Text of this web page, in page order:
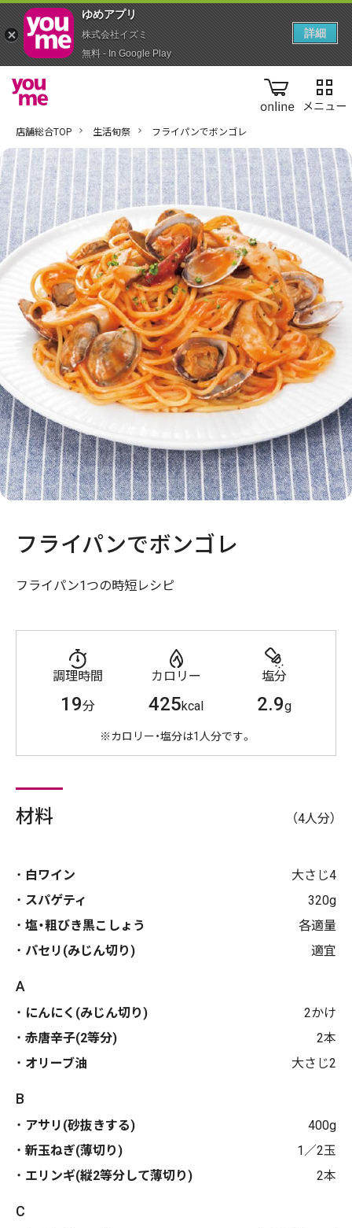
online
店舗総合TOP 生活旬祭 フライパンでボンゴレ
フライパンでボンゴレ
フライパン1つの時短レシピ
調理時間
19分
カロリー
425kcal
塩分
2.9g
※カロリー・塩分は1人分です。
材料 （4人分）
白ワイン
大さじ4
スパゲティ
320g
塩・粗びき黒こしょう
各適量
パセリ(みじん切り)
適宜
A
にんにく(みじん切り)
2かけ
赤唐辛子(2等分)
2本
オリーブ油
大さじ2
B
アサリ(砂抜きする)
400g
新玉ねぎ(薄切り)
1／2玉
エリンギ(縦2等分して薄切り)
2本
C
ゆめアプ‪リ‬
株式会社イズミ
無料 - In Google Play
詳細